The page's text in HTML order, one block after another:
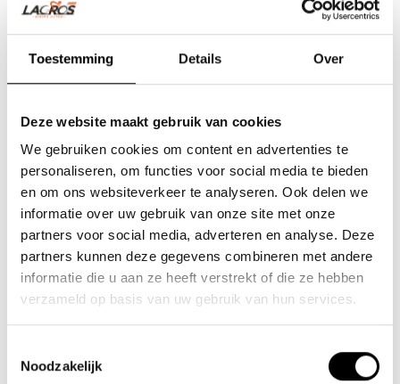
Toestemming Details Over
Deze website maakt gebruik van cookies
We gebruiken cookies om content en advertenties te
personaliseren, om functies voor social media te bieden
en om ons websiteverkeer te analyseren. Ook delen we
informatie over uw gebruik van onze site met onze
partners voor social media, adverteren en analyse. Deze
partners kunnen deze gegevens combineren met andere
informatie die u aan ze heeft verstrekt of die ze hebben
verzameld op basis van uw gebruik van hun services.
Noodzakelijk
Nieuwe Eerdsebaan 16, 5482 VS Schijndel Nederland
Handelskammernummer: 62140957